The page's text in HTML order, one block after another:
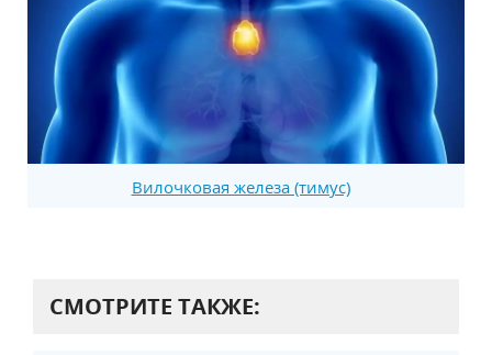
Вилочковая железа (тимус)
СМОТРИТЕ ТАКЖЕ: